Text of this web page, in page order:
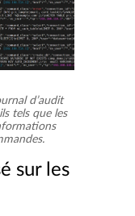
d’audit
tels que les
sur les